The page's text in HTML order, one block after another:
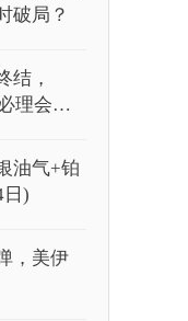
破局？
结，
理会美
油气+铂
日)
，美伊